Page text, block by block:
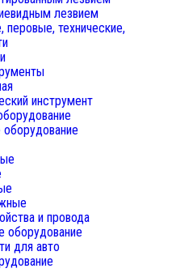
лезвием
перовые, технические,
инструмент
и провода
оборудование
для авто